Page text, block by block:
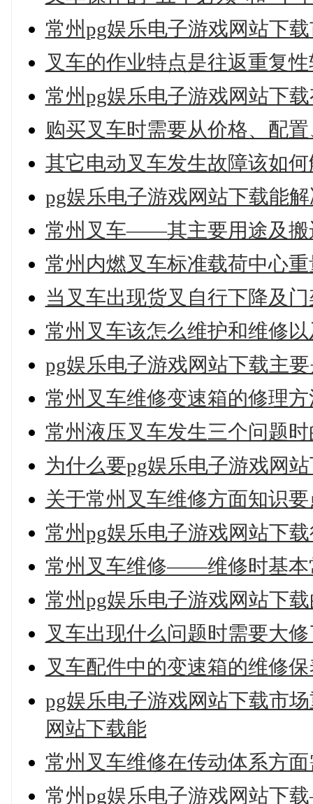
常州pg娱乐电子游戏网站下
叉车的作业特点是往返重复
常州pg娱乐电子游戏网站下
购买叉车时需要从价格、配
其它电动叉车发生故障该如
pg娱乐电子游戏网站下载能
常州叉车——其主要用途及搬
常州内燃叉车标准载荷中心重
当叉车出现货叉自行下降及
常州叉车该怎么维护和维修
pg娱乐电子游戏网站下载主
常州叉车维修变速箱的修理方
常州液压叉车发生三个问题
为什么要pg娱乐电子游戏网
关于常州叉车维修方面知识要
常州pg娱乐电子游戏网站下
常州叉车维修——维修时基本
常州pg娱乐电子游戏网站下
叉车出现什么问题时需要大修
叉车配件中的变速箱的维修保
pg娱乐电子游戏网站下载市
网站下载能
常州叉车维修在传动体系方
常州pg娱乐电子游戏网站下